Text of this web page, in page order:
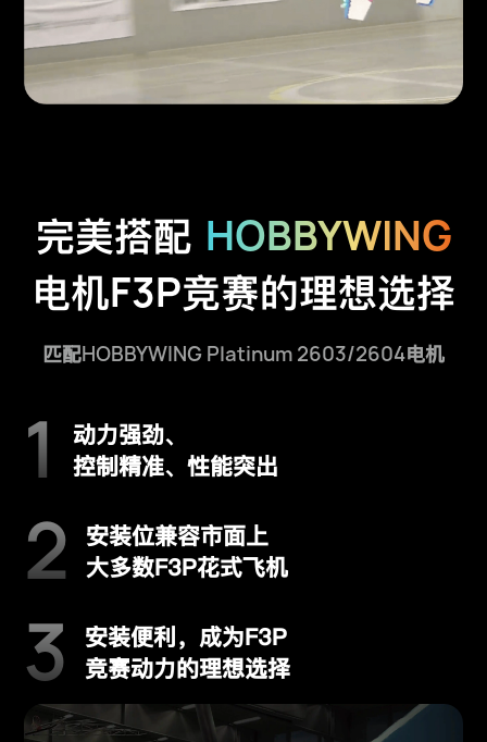
完美搭配 HOBBYWING
电机F3P竞赛的理想选择
匹配HOBBYWING Platinum 2603/2604电机
1
动力强劲、
控制精准、性能突出
2
安装位兼容市面上
大多数F3P花式飞机
3
安装便利，成为F3P
竞赛动力的理想选择